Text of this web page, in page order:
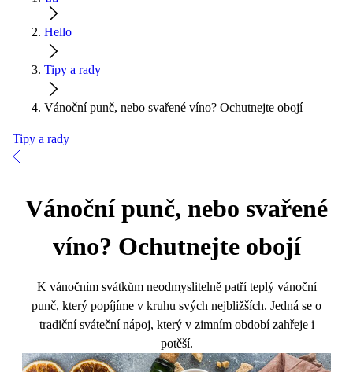
Hello
Tipy a rady
Vánoční punč, nebo svařené víno? Ochutnejte obojí
Tipy a rady
Vánoční punč, nebo svařené
víno? Ochutnejte obojí
K vánočním svátkům neodmyslitelně patří teplý vánoční
punč, který popíjíme v kruhu svých nejbližších. Jedná se o
tradiční sváteční nápoj, který v zimním období zahřeje i
potěší.